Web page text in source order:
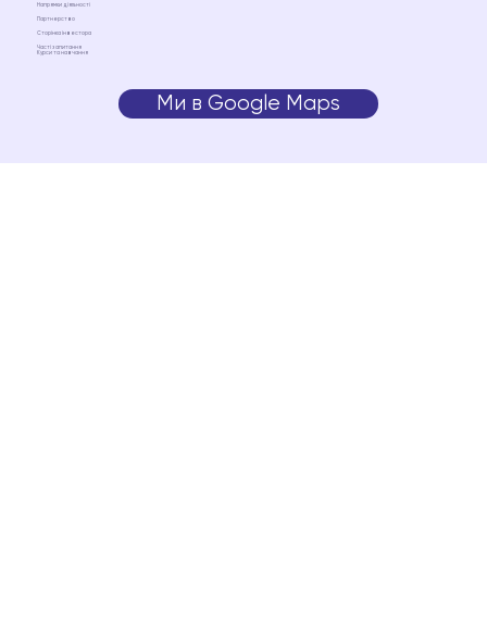
Напрямки діяльності
Партнерство
Сторінка інвестора
Часті запитання
Курси та навчання
Ми на Google Maps
Ми в Google Maps